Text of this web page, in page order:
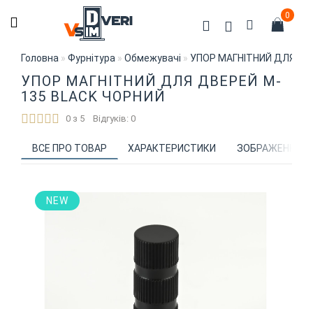
0
Головна Фурнітура Обмежувачі УПОР МАГНІТНИЙ ДЛЯ
УПОР МАГНІТНИЙ ДЛЯ ДВЕРЕЙ M-
135 BLACK ЧОРНИЙ
0 з 5 Відгуків: 0
ВСЕ ПРО ТОВАР ХАРАКТЕРИСТИКИ ЗОБРАЖЕННЯ
NEW